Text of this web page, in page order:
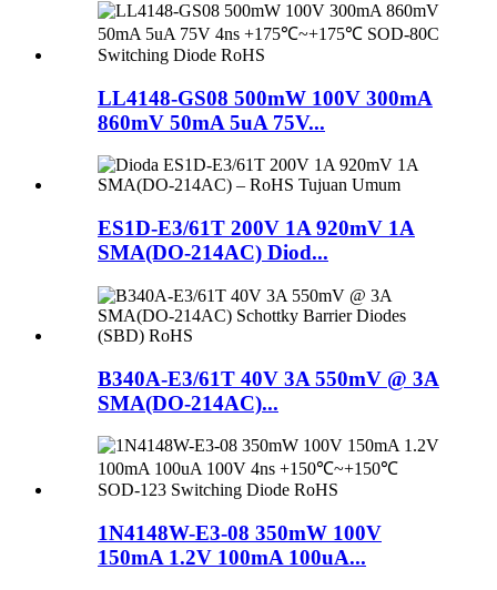
LL4148-GS08 500mW 100V 300mA
860mV 50mA 5uA 75V...
ES1D-E3/61T 200V 1A 920mV 1A
SMA(DO-214AC) Diod...
B340A-E3/61T 40V 3A 550mV @ 3A
SMA(DO-214AC)...
1N4148W-E3-08 350mW 100V
150mA 1.2V 100mA 100uA...